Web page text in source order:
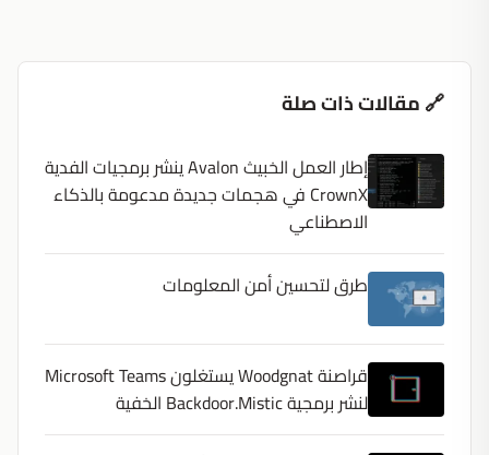
🔗 مقالات ذات صلة
إطار العمل الخبيث Avalon ينشر برمجيات الفدية
CrownX في هجمات جديدة مدعومة بالذكاء
الاصطناعي
طرق لتحسين أمن المعلومات
قراصنة Woodgnat يستغلون Microsoft Teams
لنشر برمجية Backdoor.Mistic الخفية